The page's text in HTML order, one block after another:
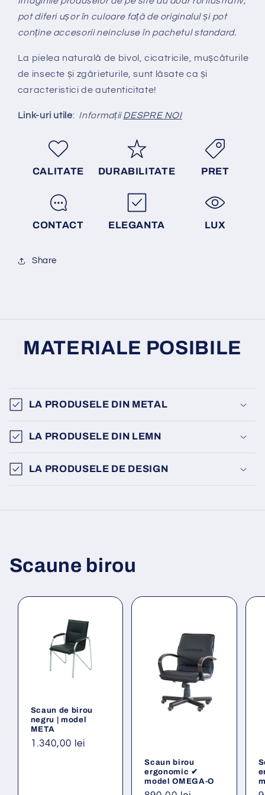
pot diferi ușor în culoare față de originalul și pot
conține accesorii neincluse în pachetul standard.
La pielea naturală de bivol, cicatricile, mușcăturile
de insecte și zgârieturile, sunt lăsate ca și
caracteristici de autenticitate!
Link-uri utile: InformațiiDESPRE NOI
CALITATE DURABILITATE PRET
CONTACT ELEGANTA LUX
Share
MATERIALE POSIBILE
LA PRODUSELE DIN METAL
LA PRODUSELE DIN LEMN
LA PRODUSELE DE DESIGN
Scaune birou
Scaun de birou
negru | model
META
Preț
1.340,00 lei
Scaun birou
ergonomic ✔
model OMEGA-O